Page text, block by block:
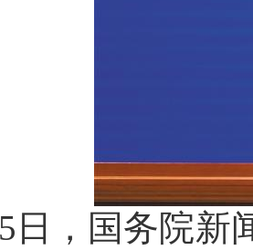
日，国务院新